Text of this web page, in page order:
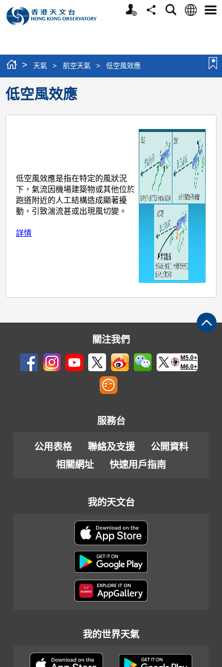
個
分
搜
語
選
> 天氣 > 航空天氣 > 低空風效應
低空風效應
低空風效應是指在特定的風狀況
下，氣流因機場建築物或其他位於
跑道附近的人工結構造成顯著擾
動，引致湍流甚或出現風切變。
詳情
關注我們
M5.0+
M6.0+
服務台
公用表格 聯絡及支援
公開資料
相關網址
快速用戶指南
我的天文台
我的世界天氣